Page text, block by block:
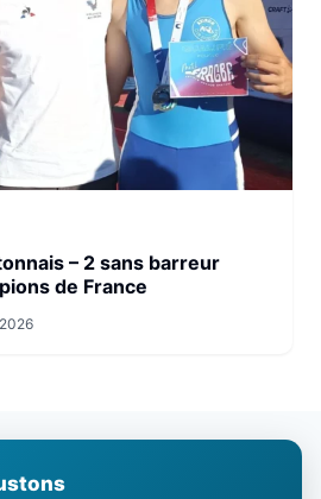
– 2 sans barreur
de France